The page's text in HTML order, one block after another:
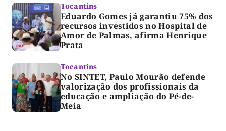
Tocantins
Eduardo Gomes já garantiu 75% dos
recursos investidos no Hospital de
Amor de Palmas, afirma Henrique
Prata
Tocantins
No SINTET, Paulo Mourão defende
valorização dos profissionais da
educação e ampliação do Pé-de-
Meia